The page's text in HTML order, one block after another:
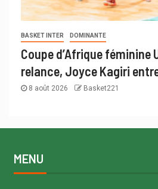
BASKET INTER DOMINANTE
Coupe d’Afrique féminine
relance, Joyce Kagiri
8 août 2026 Basket221
MENU